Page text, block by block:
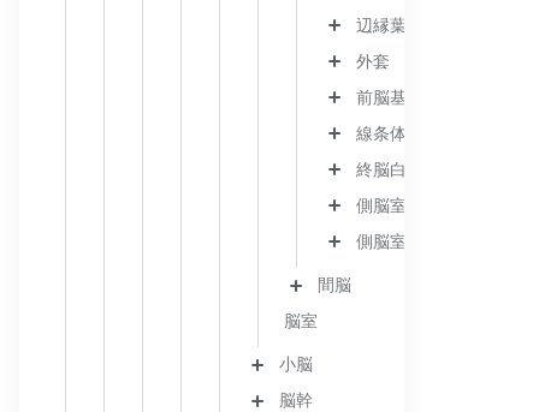
辺縁葉
外套
前脳基底部
線条体
終脳白質
側脳室
側脳室壁
間脳
脳室
小脳
脳幹